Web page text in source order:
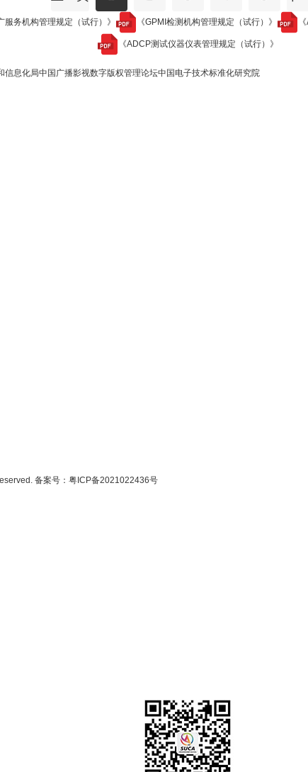
服务机构管理规定（试行）》 《GPMI检测机构管理规定（试行）》
《ADCP测试仪器仪表管理规定（试行）》
信息化局中国广播影视数字版权管理论坛中国电子技术标准化研究院
备案号： 粤ICP备2021022436号